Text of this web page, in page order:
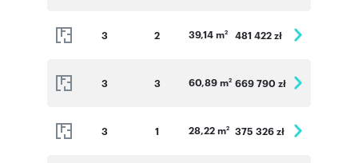
3 2 39,14 m2 481 422 zł
3 3 60,89 m2 669 790 zł
3 1 28,22 m2 375 326 zł